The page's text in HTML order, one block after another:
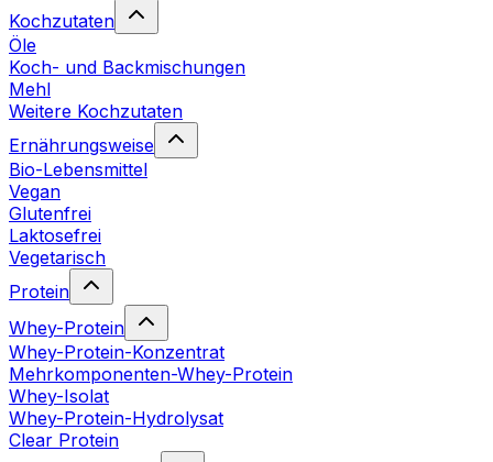
Kochzutaten
Öle
Koch- und Backmischungen
Mehl
Weitere Kochzutaten
Ernährungsweise
Bio-Lebensmittel
Vegan
Glutenfrei
Laktosefrei
Vegetarisch
Protein
Whey-Protein
Whey-Protein-Konzentrat
Mehrkomponenten-Whey-Protein
Whey-Isolat
Whey-Protein-Hydrolysat
Clear Protein